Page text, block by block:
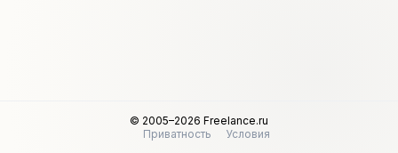
© 2005–2026 Freelance.ru
Приватность
Условия